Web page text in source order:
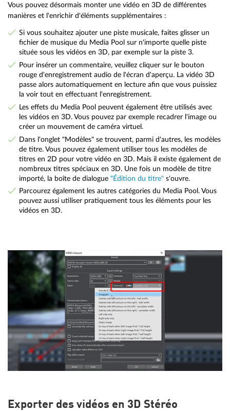
Vous pouvez désormais monter une vidéo en 3D de différentes
manières et l'enrichir d'éléments supplémentaires :
Si vous souhaitez ajouter une piste musicale, faites glisser un
fichier de musique du Media Pool sur n'importe quelle piste
située sous les vidéos en 3D, par exemple sur la piste 3.
Pour insérer un commentaire, veuillez cliquer sur le bouton
rouge d'enregistrement audio de l'écran d'aperçu. La vidéo 3D
passe alors automatiquement en lecture afin que vous puissiez
la voir tout en effectuant l'enregistrement.
Les effets du Media Pool peuvent également être utilisés avec
les vidéos en 3D. Vous pouvez par exemple recadrer l'image ou
créer un mouvement de caméra virtuel.
Dans l'onglet "Modèles" se trouvent, parmi d'autres, les modèles
de titre. Vous pouvez également utiliser tous les modèles de
titres en 2D pour votre vidéo en 3D. Mais il existe également de
nombreux titres spéciaux en 3D. Une fois un modèle de titre
importé, la boîte de dialogue "Édition du titre"s'ouvre.
Parcourez également les autres catégories du Media Pool. Vous
pouvez aussi utiliser pratiquement tous les éléments pour les
vidéos en 3D.
Exporter des vidéos en 3D Stéréo